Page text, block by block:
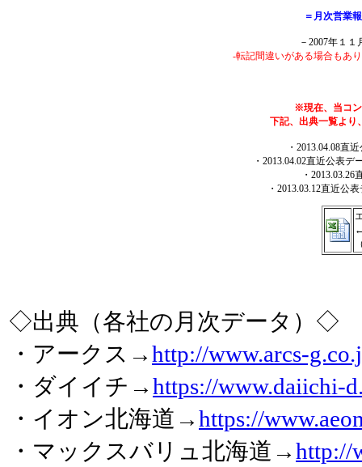
＝月次営業
－2007年１
-転記間違いがある場合もあ
※現在、当コ
下記、出典一覧よ
・2013.04.08直
・2013.04.02直近公表
・
・2013.03.12直近公
◇出典（各社の月次データ）◇
・アークス→http://www.arcs-
・ダイイチ→https://www.daiichi-
・イオン北海道→https://
・マックスバリュ北海道→http://